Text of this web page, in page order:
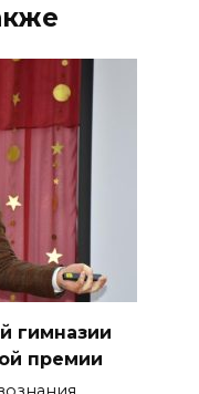
гимназии
премии